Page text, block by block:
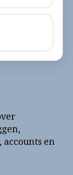
accounts en